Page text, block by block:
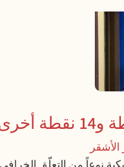
الأشقر